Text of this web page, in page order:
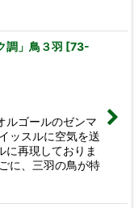
調」鳥３羽 [73-
ルゴールのゼンマ
ッスルに空気を送
に再現しておりま
に、三羽の鳥が特